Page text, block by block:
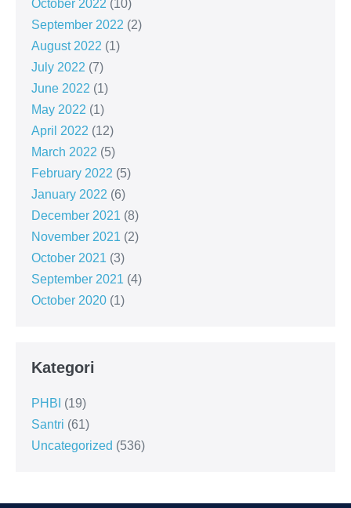
October 2022 (10)
September 2022 (2)
August 2022 (1)
July 2022 (7)
June 2022 (1)
May 2022 (1)
April 2022 (12)
March 2022 (5)
February 2022 (5)
January 2022 (6)
December 2021 (8)
November 2021 (2)
October 2021 (3)
September 2021 (4)
October 2020 (1)
Kategori
PHBI (19)
Santri (61)
Uncategorized (536)